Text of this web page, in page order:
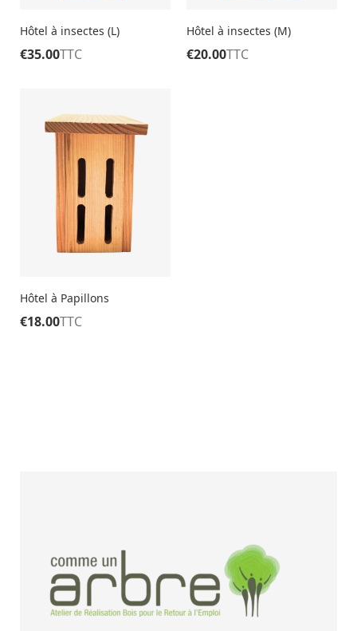
Hôtel à insectes (L)
€35.00TTC
Hôtel à insectes (M)
€20.00TTC
Hôtel à Papillons
€18.00TTC